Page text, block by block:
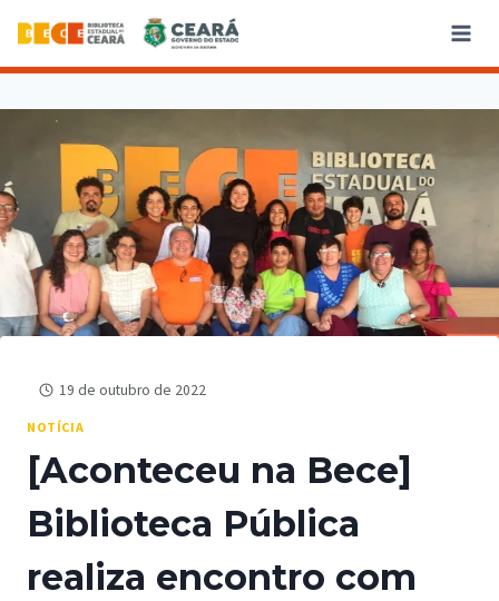
19 de outubro de 2022
NOTÍCIA
[Aconteceu na Bece]
Biblioteca Pública
realiza encontro com